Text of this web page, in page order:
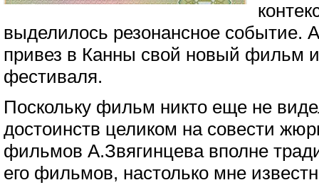
выделилось резонансное событие.
привез в Канны свой новый фильм
фестиваля.
Поскольку фильм никто еще не
достоинств целиком на совести
фильмов А.Звягинцева вполне
его фильмов, настолько мне